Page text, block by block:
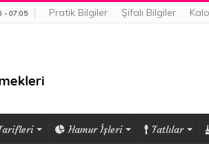
- 07:05 Pratik Bilgiler Şifalı Bilgiler
Hamur İşleri Tatlılar